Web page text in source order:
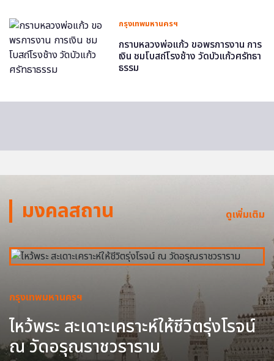
กรุงเทพมหานครฯ
กราบหลวงพ่อแก้ว ขอพรการงาน การ
เงิน ชมโบสถ์โรงช้าง วัดบัวแก้วศรัทธา
ธรรม
มงคลสถาน ดูเพิ่มเติม
กรุงเทพมหานครฯ
ไหว้พระ สะเดาะเคราะห์ให้ชีวิตรุ่งโรจน์
ณ วัดอรุณราชวราราม